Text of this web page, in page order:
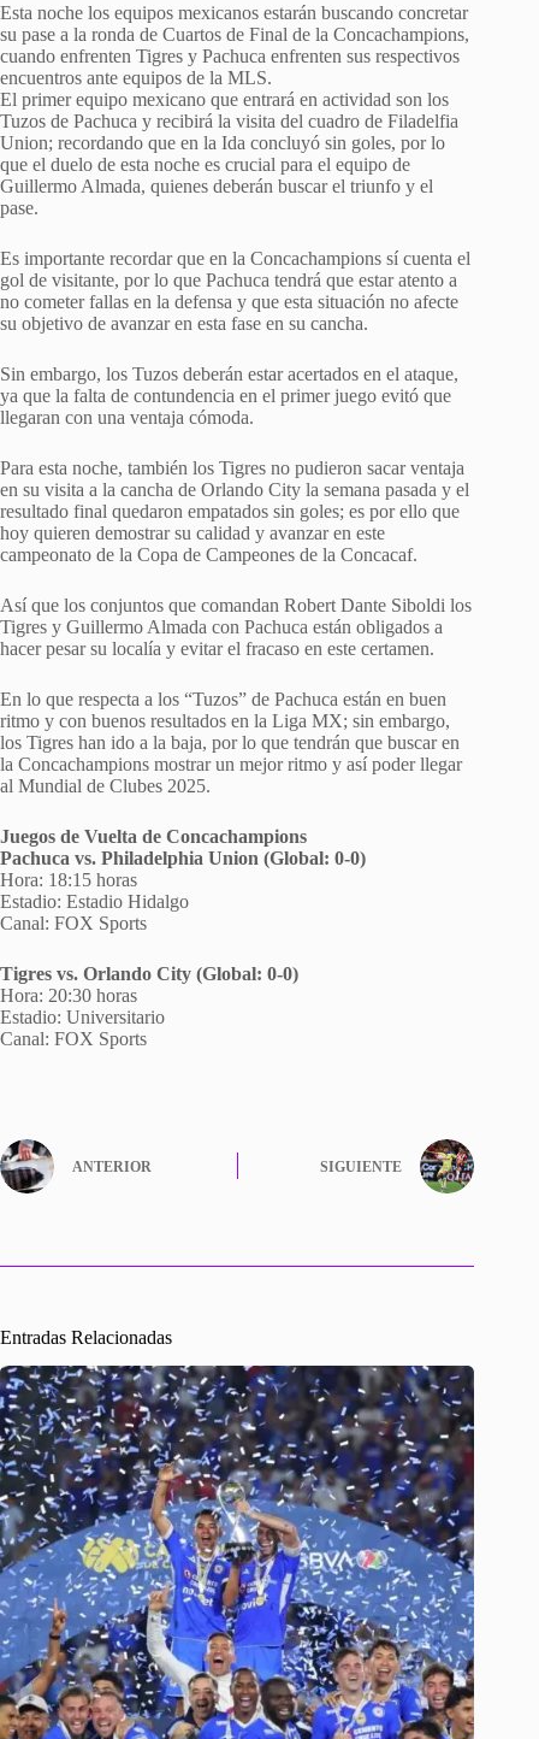
Esta noche los equipos mexicanos estarán buscando concretar
su pase a la ronda de Cuartos de Final de la Concachampions,
cuando enfrenten Tigres y Pachuca enfrenten sus respectivos
encuentros ante equipos de la MLS.
El primer equipo mexicano que entrará en actividad son los
Tuzos de Pachuca y recibirá la visita del cuadro de Filadelfia
Union; recordando que en la Ida concluyó sin goles, por lo
que el duelo de esta noche es crucial para el equipo de
Guillermo Almada, quienes deberán buscar el triunfo y el
pase.
Es importante recordar que en la Concachampions sí cuenta el
gol de visitante, por lo que Pachuca tendrá que estar atento a
no cometer fallas en la defensa y que esta situación no afecte
su objetivo de avanzar en esta fase en su cancha.
Sin embargo, los Tuzos deberán estar acertados en el ataque,
ya que la falta de contundencia en el primer juego evitó que
llegaran con una ventaja cómoda.
Para esta noche, también los Tigres no pudieron sacar ventaja
en su visita a la cancha de Orlando City la semana pasada y el
resultado final quedaron empatados sin goles; es por ello que
hoy quieren demostrar su calidad y avanzar en este
campeonato de la Copa de Campeones de la Concacaf.
Así que los conjuntos que comandan Robert Dante Siboldi los
Tigres y Guillermo Almada con Pachuca están obligados a
hacer pesar su localía y evitar el fracaso en este certamen.
En lo que respecta a los “Tuzos” de Pachuca están en buen
ritmo y con buenos resultados en la Liga MX; sin embargo,
los Tigres han ido a la baja, por lo que tendrán que buscar en
la Concachampions mostrar un mejor ritmo y así poder llegar
al Mundial de Clubes 2025.
Juegos de Vuelta de Concachampions
Pachuca vs. Philadelphia Union (Global: 0-0)
Hora: 18:15 horas
Estadio: Estadio Hidalgo
Canal: FOX Sports
Tigres vs. Orlando City (Global: 0-0)
Hora: 20:30 horas
Estadio: Universitario
Canal: FOX Sports
ANTERIOR SIGUIENTE
Entradas Relacionadas